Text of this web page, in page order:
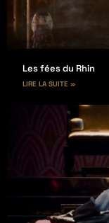
Les fées du Rhin
LIRE LA SUITE »